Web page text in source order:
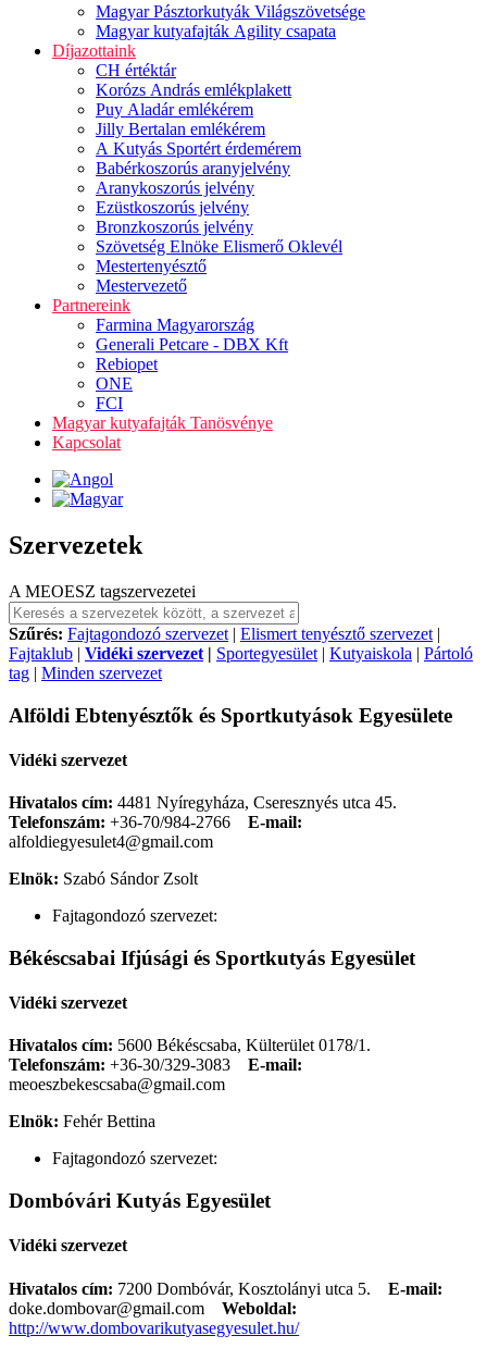
Magyar Pásztorkutyák Világszövetsége
Magyar kutyafajták Agility csapata
Díjazottaink
CH értéktár
Korózs András emlékplakett
Puy Aladár emlékérem
Jilly Bertalan emlékérem
A Kutyás Sportért érdemérem
Babérkoszorús aranyjelvény
Aranykoszorús jelvény
Ezüstkoszorús jelvény
Bronzkoszorús jelvény
Szövetség Elnöke Elismerő Oklevél
Mestertenyésztő
Mestervezető
Partnereink
Farmina Magyarország
Generali Petcare - DBX Kft
Rebiopet
ONE
FCI
Magyar kutyafajták Tanösvénye
Kapcsolat
Szervezetek
A MEOESZ tagszervezetei
Szűrés: Fajtagondozó szervezet | Elismert tenyésztő szervezet |
Fajtaklub | Vidéki szervezet | Sportegyesület | Kutyaiskola | Pártoló
tag | Minden szervezet
Alföldi Ebtenyésztők és Sportkutyások Egyesülete
Vidéki szervezet
Hivatalos cím: 4481 Nyíregyháza, Cseresznyés utca 45.
Telefonszám: +36-70/984-2766
E-mail:
alfoldiegyesulet4@gmail.com
Elnök: Szabó Sándor Zsolt
Fajtagondozó szervezet:
Békéscsabai Ifjúsági és Sportkutyás Egyesület
Vidéki szervezet
Hivatalos cím: 5600 Békéscsaba, Külterület 0178/1.
Telefonszám: +36-30/329-3083
E-mail:
meoeszbekescsaba@gmail.com
Elnök: Fehér Bettina
Fajtagondozó szervezet:
Dombóvári Kutyás Egyesület
Vidéki szervezet
Hivatalos cím: 7200 Dombóvár, Kosztolányi utca 5. E-mail:
doke.dombovar@gmail.com
Weboldal:
http://www.dombovarikutyasegyesulet.hu/